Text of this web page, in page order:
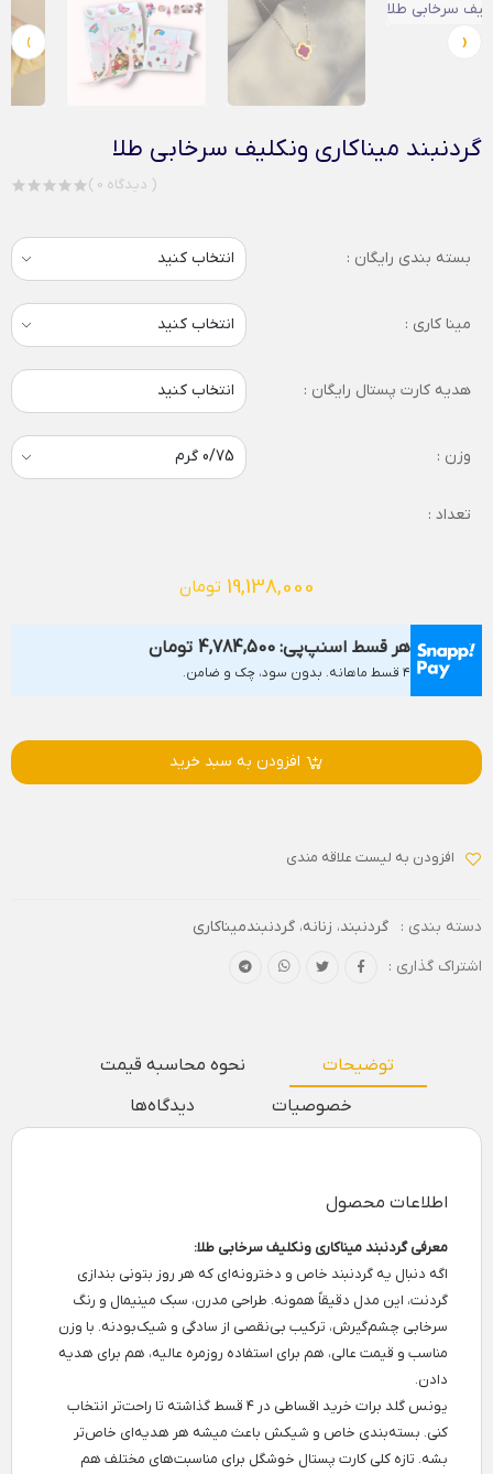
‹
›
گردنبند میناکاری ونکلیف سرخابی طلا
( 0 دیدگاه )
بسته بندی رایگان :
مینا کاری :
هدیه کارت پستال رایگان : انتخاب کنید
وزن :
تعداد :
19,138,000 تومان
هر قسط اسنپ‌پی: 4,784,500 تومان
۴ قسط ماهانه. بدون سود، چک و ضامن.
افزودن به سبد خرید
افزودن به لیست علاقه مندی
دسته بندی : گردنبند، زنانه، گردنبندمیناکاری
اشتراک گذاری :
توضیحات
نحوه محاسبه قیمت
خصوصیات
دیدگاه‌ها
اطلاعات محصول
معرفی گردنبند میناکاری ونکلیف سرخابی طلا:
اگه دنبال یه گردنبند خاص و دخترونه‌ای که هر روز بتونی بندازی
گردنت، این مدل دقیقاً همونه. طراحی مدرن، سبک مینیمال و رنگ
سرخابی چشم‌گیرش، ترکیب بی‌نقصی از سادگی و شیک‌بودنه. با وزن
مناسب و قیمت عالی، هم برای استفاده روزمره عالیه، هم برای هدیه
دادن.
یونس گلد برات خرید اقساطی در ۴ قسط گذاشته تا راحت‌تر انتخاب
کنی. بسته‌بندی خاص و شیکش باعث میشه هر هدیه‌ای خاص‌تر
بشه. تازه کلی کارت پستال خوشگل برای مناسبت‌های مختلف هم